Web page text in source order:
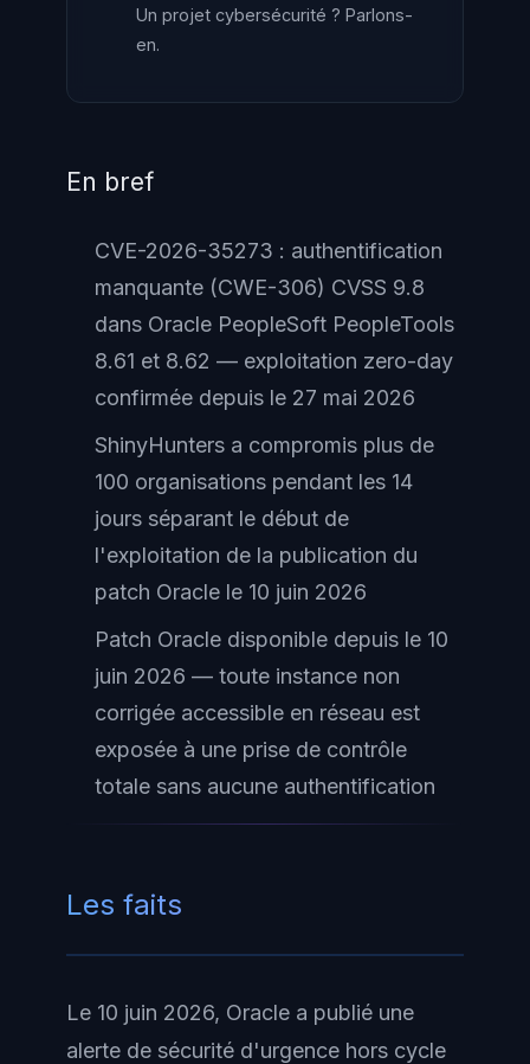
Un projet cybersécurité ? Parlons-
en.
En bref
CVE-2026-35273 : authentification
manquante (CWE-306) CVSS 9.8
dans Oracle PeopleSoft PeopleTools
8.61 et 8.62 — exploitation zero-day
confirmée depuis le 27 mai 2026
ShinyHunters a compromis plus de
100 organisations pendant les 14
jours séparant le début de
l'exploitation de la publication du
patch Oracle le 10 juin 2026
Patch Oracle disponible depuis le 10
juin 2026 — toute instance non
corrigée accessible en réseau est
exposée à une prise de contrôle
totale sans aucune authentification
Les faits
Le 10 juin 2026, Oracle a publié une
alerte de sécurité d'urgence hors cycle